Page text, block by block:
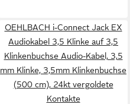
OEHLBACH i-Connect Jack EX
Audiokabel 3,5 Klinke auf 3,5
Klinkenbuchse Audio-Kabel, 3,5
mm Klinke, 3,5mm Klinkenbuchse
(500 cm), 24kt vergoldete
Kontakte